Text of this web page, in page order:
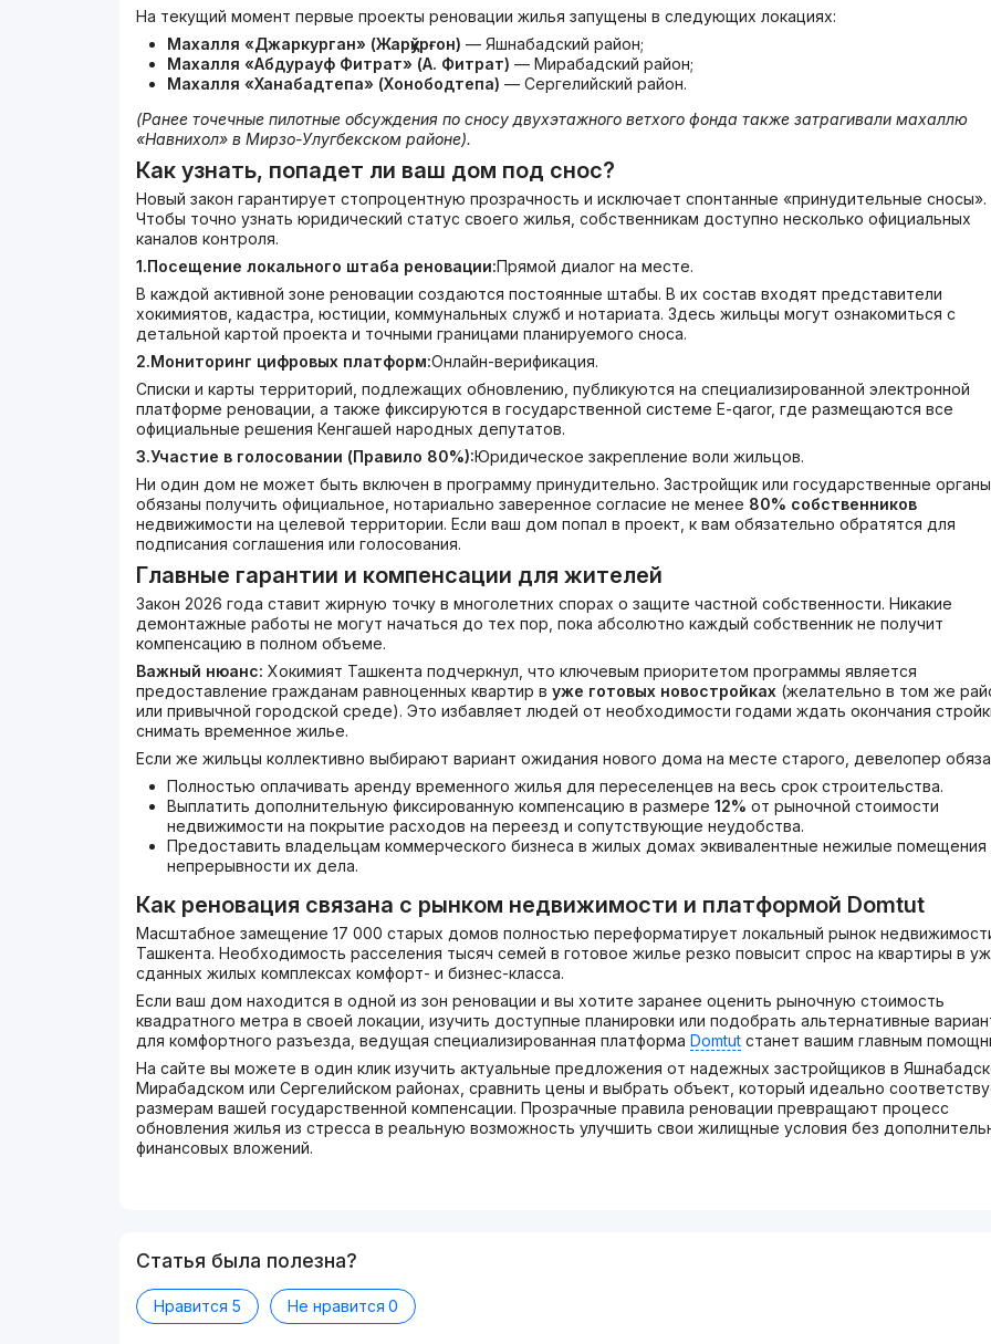
На текущий момент первые проекты реновации жилья запущены в следующих локациях:
Махалля «Джаркурган» (Жарқўрғон) — Яшнабадский район;
Махалля «Абдурауф Фитрат» (А. Фитрат) — Мирабадский район;
Махалля «Ханабадтепа» (Хонободтепа) — Сергелийский район.
(Ранее точечные пилотные обсуждения по сносу двухэтажного ветхого фонда также затрагивали махаллю
«Навнихол» в Мирзо-Улугбекском районе).
Как узнать, попадет ли ваш дом под снос?
Новый закон гарантирует стопроцентную прозрачность и исключает спонтанные «принудительные сносы».
Чтобы точно узнать юридический статус своего жилья, собственникам доступно несколько официальных
каналов контроля.
1.Посещение локального штаба реновации:Прямой диалог на месте.
В каждой активной зоне реновации создаются постоянные штабы. В их состав входят представители
хокимиятов, кадастра, юстиции, коммунальных служб и нотариата. Здесь жильцы могут ознакомиться с
детальной картой проекта и точными границами планируемого сноса.
2.Мониторинг цифровых платформ:Онлайн-верификация.
Списки и карты территорий, подлежащих обновлению, публикуются на специализированной электронной
платформе реновации, а также фиксируются в государственной системе E-qaror, где размещаются все
официальные решения Кенгашей народных депутатов.
3.Участие в голосовании (Правило 80%):Юридическое закрепление воли жильцов.
Ни один дом не может быть включен в программу принудительно. Застройщик или государственные органы
обязаны получить официальное, нотариально заверенное согласие не менее 80% собственников
недвижимости на целевой территории. Если ваш дом попал в проект, к вам обязательно обратятся для
подписания соглашения или голосования.
Главные гарантии и компенсации для жителей
Закон 2026 года ставит жирную точку в многолетних спорах о защите частной собственности. Никакие
демонтажные работы не могут начаться до тех пор, пока абсолютно каждый собственник не получит
компенсацию в полном объеме.
Важный нюанс: Хокимият Ташкента подчеркнул, что ключевым приоритетом программы является
предоставление гражданам равноценных квартир вуже готовых новостройках (желательно в том же
или привычной городской среде). Это избавляет людей от необходимости годами ждать окончания
снимать временное жилье.
Если же жильцы коллективно выбирают вариант ожидания нового дома на месте старого, девелопер
Полностью оплачивать аренду временного жилья для переселенцев на весь срок строительства.
Выплатить дополнительную фиксированную компенсацию в размере12% от рыночной стоимости
недвижимости на покрытие расходов на переезд и сопутствующие неудобства.
Предоставить владельцам коммерческого бизнеса в жилых домах эквивалентные нежилые помещения
непрерывности их дела.
Как реновация связана с рынком недвижимости и платформой Domtut
Масштабное замещение 17 000 старых домов полностью переформатирует локальный рынок
Ташкента. Необходимость расселения тысяч семей в готовое жилье резко повысит спрос на квартиры в
сданных жилых комплексах комфорт- и бизнес-класса.
Если ваш дом находится в одной из зон реновации и вы хотите заранее оценить рыночную стоимость
квадратного метра в своей локации, изучить доступные планировки или подобрать альтернативные
для комфортного разъезда, ведущая специализированная платформаDomtut станет вашим главным
На сайте вы можете в один клик изучить актуальные предложения от надежных застройщиков в
Мирабадском или Сергелийском районах, сравнить цены и выбрать объект, который идеально
размерам вашей государственной компенсации. Прозрачные правила реновации превращают процесс
обновления жилья из стресса в реальную возможность улучшить свои жилищные условия без
финансовых вложений.
Статья была полезна?
Нравится 5 Не нравится 0